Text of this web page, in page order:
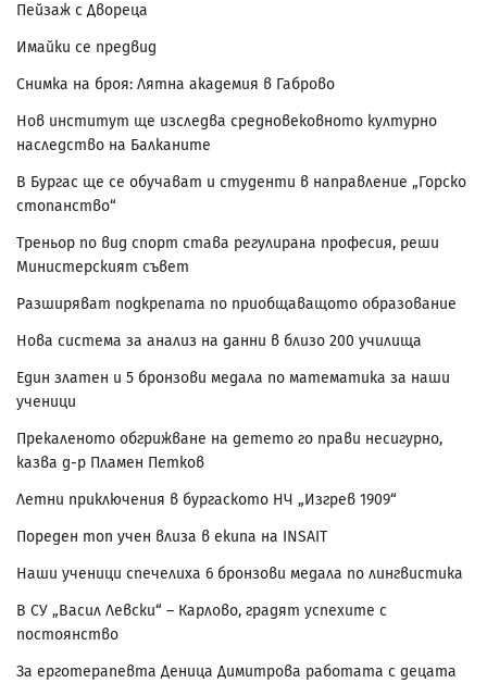
Пейзаж с Двореца
Имайки се предвид
Снимка на броя: Лятна академия в Габрово
Нов институт ще изследва средновековното културно
наследство на Балканите
В Бургас ще се обучават и студенти в направление „Горско
стопанство“
Треньор по вид спорт става регулирана професия, реши
Министерският съвет
Разширяват подкрепата по приобщаващото образование
Нова система за анализ на данни в близо 200 училища
Един златен и 5 бронзови медала по математика за наши
ученици
Прекаленото обгрижване на детето го прави несигурно,
казва д-р Пламен Петков
Летни приключения в бургаското НЧ „Изгрев 1909“
Пореден топ учен влиза в екипа на INSAIT
Наши ученици спечелиха 6 бронзови медала по лингвистика
В СУ „Васил Левски“ – Карлово, градят успехите с
постоянство
За ерготерапевта Деница Димитрова работата с децата